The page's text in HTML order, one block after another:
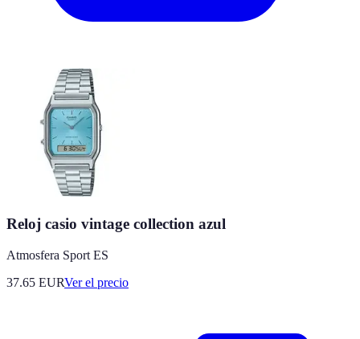
Reloj casio vintage collection azul
Atmosfera Sport ES
37.65 EURVer el precio